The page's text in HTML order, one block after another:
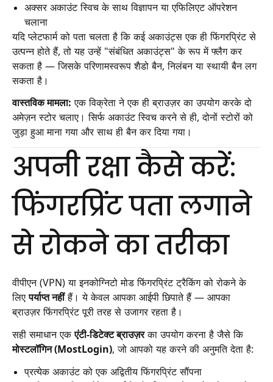
अक्सर अकाउंट स्विच के साथ विज्ञापन या एफिलिएट ऑपरेशन
चलाना
यदि प्लेटफार्म को पता चलता है कि कई अकाउंट्स एक ही फिंगरप्रिंट से
उत्पन्न होते हैं, तो यह उन्हें "संबंधित अकाउंट्स" के रूप में फ्लैग कर
सकता है — जिसके परिणामस्वरूप शैडो बैन, निलंबन या स्थायी बैन लग
सकता है।
वास्तविक मामला: एक विक्रेता ने एक ही ब्राउज़र का उपयोग करके दो
अमेज़न स्टोर चलाए। सिर्फ अकाउंट स्विच करने से ही, दोनों स्टोरों को
जुड़ा हुआ माना गया और साथ ही बैन कर दिया गया।
अपनी रक्षा कैसे करें:
फिंगरप्रिंट पता लगाने
से रोकने का तरीका
वीपीएन (VPN) या इनकोग्निटो मोड फिंगरप्रिंट ट्रैकिंग को रोकने के
लिएपर्याप्त नहींहैं। ये केवल आपका आईपी छिपाते हैं — आपका
ब्राउज़र फिंगरप्रिंट पूरी तरह से उजागर रहता है।
सही समाधान एकएंटी-डिटेक्ट ब्राउज़रका उपयोग करना है जैसे कि
मोस्टलॉगिन (MostLogin), जो आपको यह करने की अनुमति देता है:
प्रत्येक अकाउंट को एक अद्वितीय फिंगरप्रिंट सौंपना